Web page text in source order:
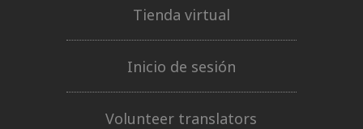
Tienda virtual
Inicio de sesión
Volunteer translators